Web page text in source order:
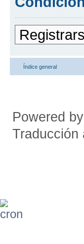
Índice general
Powered by
Traducción